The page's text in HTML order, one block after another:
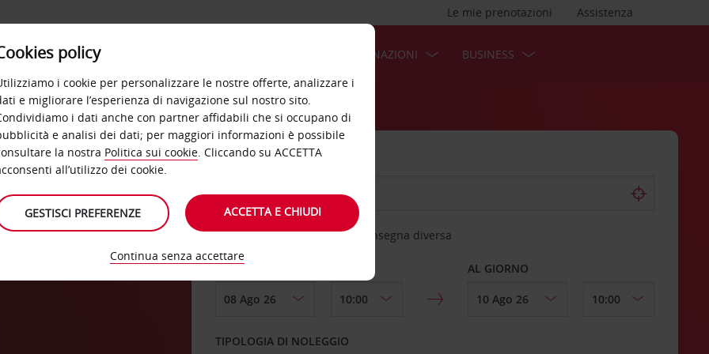
Assistenza
Le mie prenotazioni
OFFERTE DESTINAZIONI BUSINESS
Scegli una località di riconsegna diversa
DAL GIORNO AL GIORNO
TIPOLOGIA DI NOLEGGIO
policy
i cookie per personalizzare le nostre offerte, analizzare i
e migliorare l’esperienza di navigazione sul nostro sito.
i dati anche con partner affidabili che si occupano di
e analisi dei dati; per maggiori informazioni è possibile
la nostra Politica sui cookie. Cliccando su ACCETTA
all’utilizzo dei cookie.
GESTISCI PREFERENZE ACCETTA E CHIUDI
Continua senza accettare